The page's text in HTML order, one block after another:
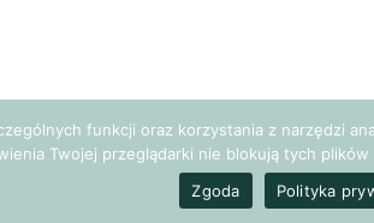
Realizacja: Agencja Marketingowa
funkcji oraz korzystania z narzędzi
Twojej przeglądarki nie blokują tych
Zgoda
Polityka